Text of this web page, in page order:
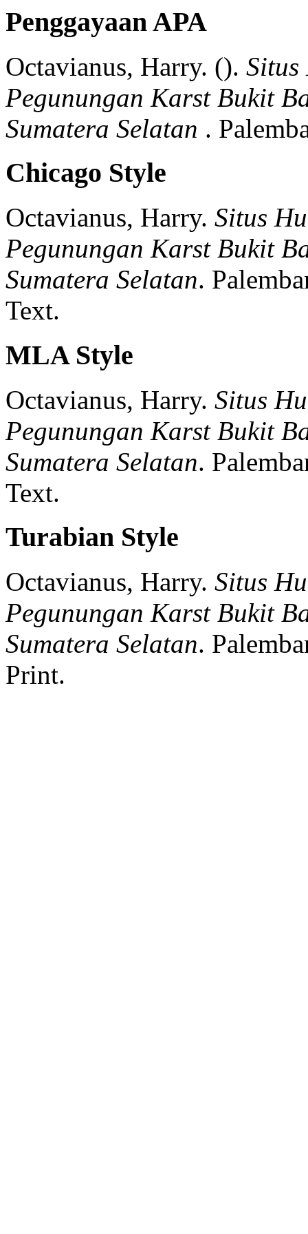
Penggayaan APA
Octavianus, Harry. ().
Pegunungan Karst Bukit
Sumatera Selatan .
Chicago Style
Octavianus, Harry. Situs
Pegunungan Karst Bukit
Sumatera Selatan.
Text.
MLA Style
Octavianus, Harry. Situs
Pegunungan Karst Bukit
Sumatera Selatan.
Text.
Turabian Style
Octavianus, Harry. Situs
Pegunungan Karst Bukit
Sumatera Selatan.
Print.